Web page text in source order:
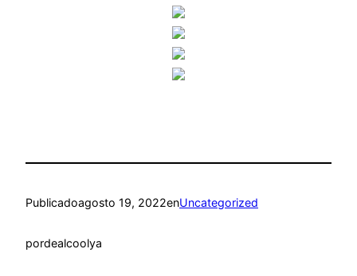
Publicadoagosto 19, 2022enUncategorized
pordealcoolya